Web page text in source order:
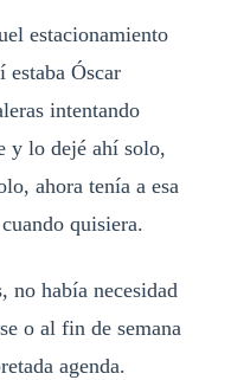
estacionamiento
Óscar
intentando
y lo dejé ahí solo,
ahora tenía a esa
quisiera.
no había necesidad
o al fin de semana
agenda.